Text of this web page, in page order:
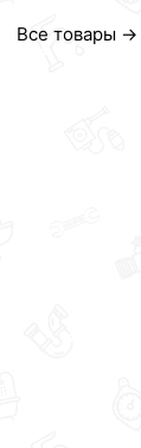
Все товары →